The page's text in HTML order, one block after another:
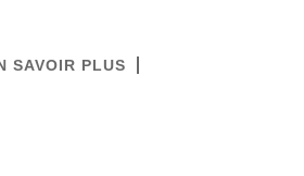
SAVOIR PLUS